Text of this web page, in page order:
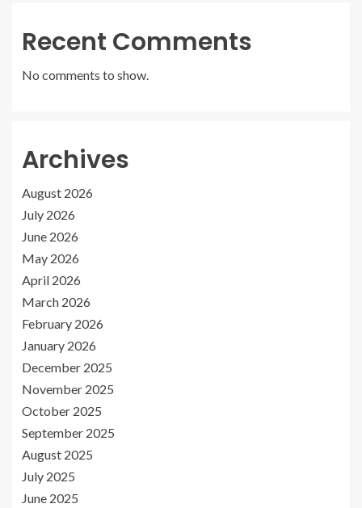
Recent Comments
No comments to show.
Archives
August 2026
July 2026
June 2026
May 2026
April 2026
March 2026
February 2026
January 2026
December 2025
November 2025
October 2025
September 2025
August 2025
July 2025
June 2025